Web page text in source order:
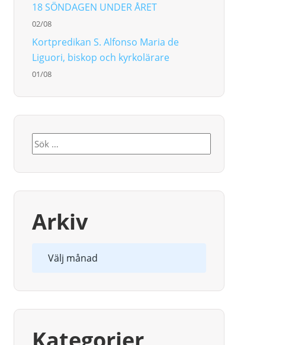
18 SÖNDAGEN UNDER ÅRET
02/08
Kortpredikan S. Alfonso Maria de
Liguori, biskop och kyrkolärare
01/08
Sök
efter:
Arkiv